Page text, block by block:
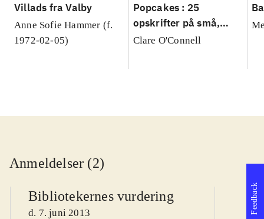
Villads fra Valby
Anne Sofie Hammer (f.
1972-02-05)
Popcakes : 25
opskrifter på små,
lækre kager på pind
Clare O'Connell
Anmeldelser (2)
Bibliotekernes vurdering
d. 7. juni 2013 Feedback